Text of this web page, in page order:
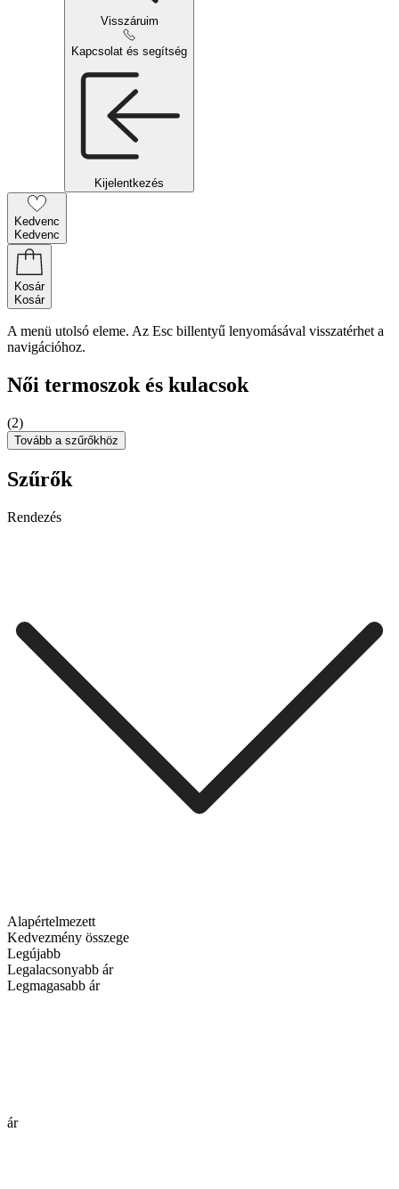
Visszáruim
Kapcsolat és segítség
Kijelentkezés
Kedvenc
Kedvenc
Kosár
Kosár
A menü utolsó eleme. Az Esc billentyű lenyomásával visszatérhet a
navigációhoz.
Női termoszok és kulacsok
(2)
Tovább a szűrőkhöz
Szűrők
Rendezés
Alapértelmezett
Kedvezmény összege
Legújabb
Legalacsonyabb ár
Legmagasabb ár
ár